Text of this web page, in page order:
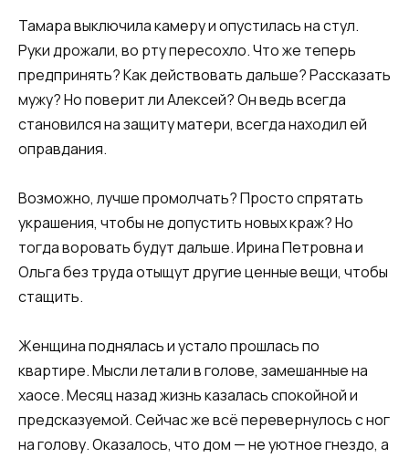
Тамара выключила камеру и опустилась на стул.
Руки дрожали, во рту пересохло. Что же теперь
предпринять? Как действовать дальше? Рассказать
мужу? Но поверит ли Алексей? Он ведь всегда
становился на защиту матери, всегда находил ей
оправдания.
Возможно, лучше промолчать? Просто спрятать
украшения, чтобы не допустить новых краж? Но
тогда воровать будут дальше. Ирина Петровна и
Ольга без труда отыщут другие ценные вещи, чтобы
стащить.
Женщина поднялась и устало прошлась по
квартире. Мысли летали в голове, замешанные на
хаосе. Месяц назад жизнь казалась спокойной и
предсказуемой. Сейчас же всё перевернулось с ног
на голову. Оказалось, что дом — не уютное гнездо, а